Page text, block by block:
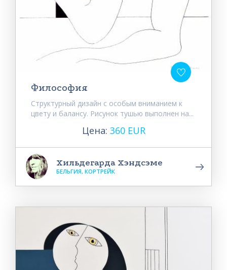
Философия
Структурный дизайн с особым вниманием к
цвету и балансу. Рисунок тушью выполнен на...
Цена: 360 EUR
Хильдегарда Хэндсэме
БЕЛЬГИЯ, КОРТРЕЙК